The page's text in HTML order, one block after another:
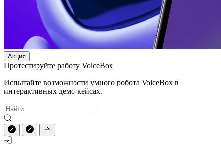
Акция
Протестируйте работу VoiceBox
Испытайте возможности умного робота VoiceBox в
интерактивных демо-кейсах.